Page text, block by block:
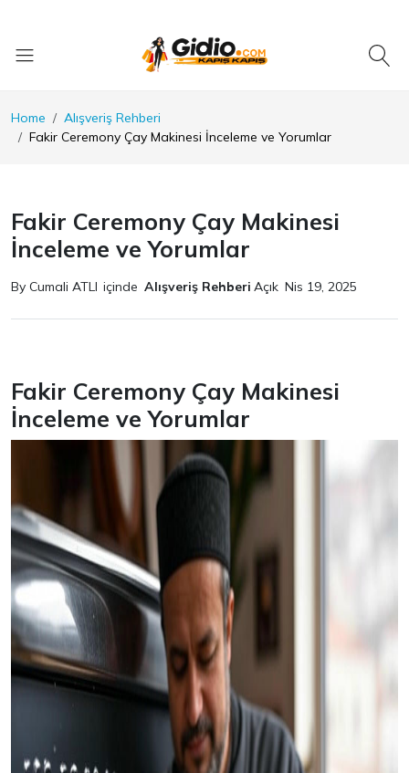
Home
Alışveriş Rehberi
Fakir Ceremony Çay Makinesi İnceleme ve Yorumlar
Fakir Ceremony Çay Makinesi
İnceleme ve Yorumlar
By Cumali ATLI içinde Alışveriş Rehberi Açık Nis 19, 2025
Fakir Ceremony Çay Makinesi
İnceleme ve Yorumlar